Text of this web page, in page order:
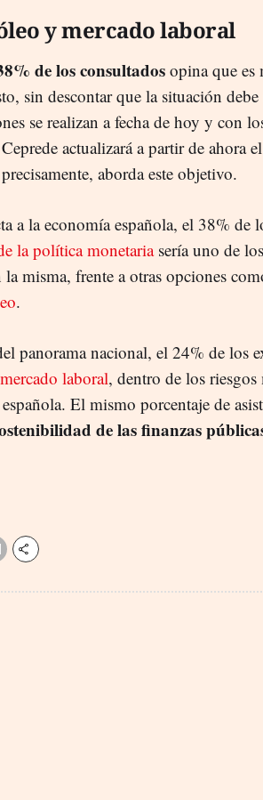
y mercado laboral
de los consultados opina que es
sin descontar que la situación
se realizan a fecha de hoy y con
actualizará a partir de ahora
aborda este objetivo.
a la economía española, el 38% de
la política monetariasería uno de
la misma, frente a otras opciones
.
panorama nacional, el 24% de los
mercado laboral, dentro de los
El mismo porcentaje de
de las finanzas